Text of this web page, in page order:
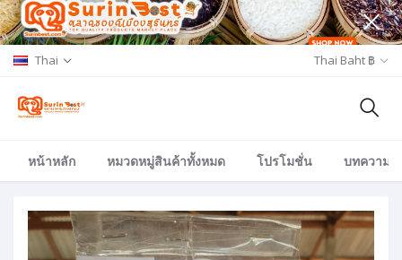
Thai Thai Baht ฿
หน้าหลัก หมวดหมู่สินค้าทั้งหมด โปรโมชั่น บทความ/